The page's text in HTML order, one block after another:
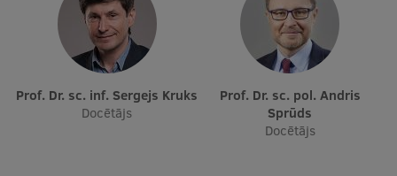
Prof. Dr. sc. inf. Sergejs Kruks
Docētājs
Prof. Dr. sc. pol. Andris
Sprūds
Docētājs